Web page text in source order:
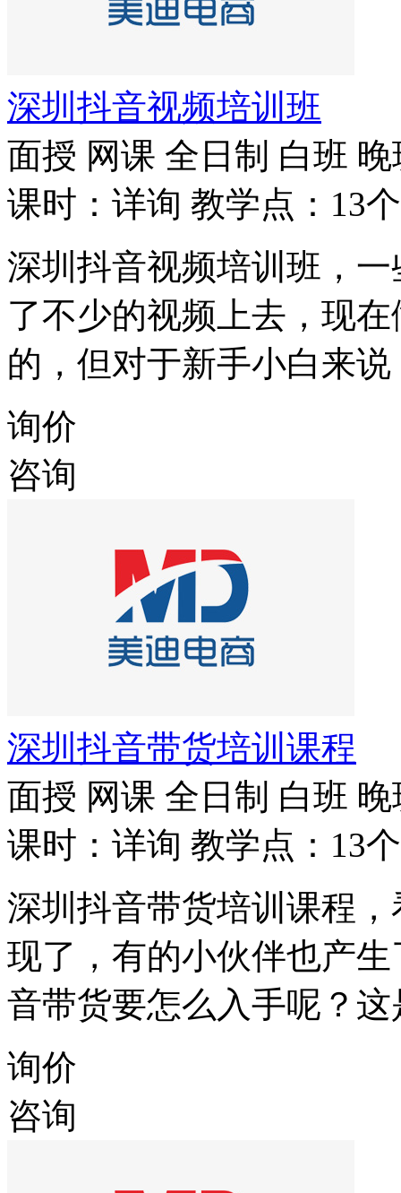
深圳抖音视频培训班
面授 网课 全日制 白班 晚
课时：详询 教学点：13个
深圳抖音视频培训班，
了不少的视频上去，现
的，但对于新手小白来
询价
咨询
深圳抖音带货培训课程
面授 网课 全日制 白班 晚
课时：详询 教学点：13个
深圳抖音带货培训课程
现了，有的小伙伴也产
音带货要怎么入手呢？
询价
咨询